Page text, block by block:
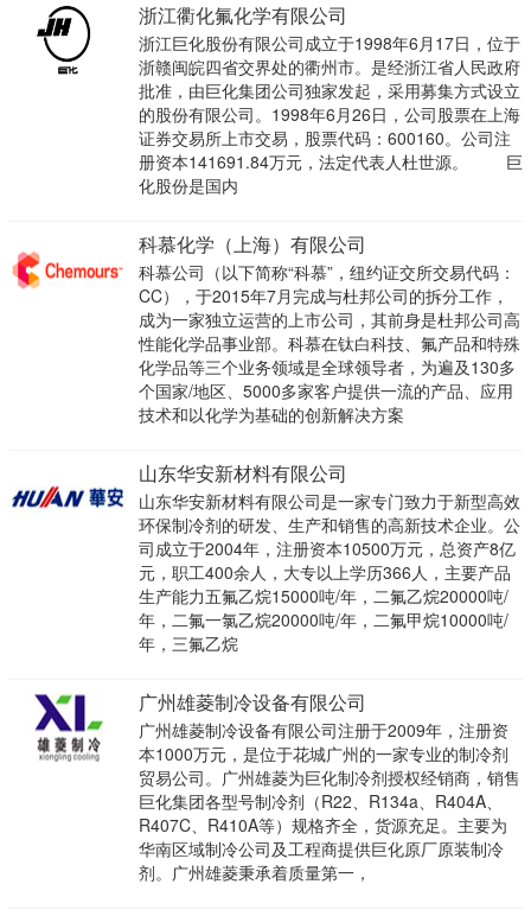
浙江衢化氟化学有限公司
浙江巨化股份有限公司成立于1998年6月17日，位于
浙赣闽皖四省交界处的衢州市。是经浙江省人民政府
批准，由巨化集团公司独家发起，采用募集方式设立
的股份有限公司。1998年6月26日，公司股票在上海
证券交易所上市交易，股票代码：600160。公司注
册资本141691.84万元，法定代表人杜世源。 巨
化股份是国内
科慕化学（上海）有限公司
科慕公司（以下简称“科慕”，纽约证交所交易代码：
CC），于2015年7月完成与杜邦公司的拆分工作，
成为一家独立运营的上市公司，其前身是杜邦公司高
性能化学品事业部。科慕在钛白科技、氟产品和特殊
化学品等三个业务领域是全球领导者，为遍及130多
个国家/地区、5000多家客户提供一流的产品、应用
技术和以化学为基础的创新解决方案
山东华安新材料有限公司
山东华安新材料有限公司是一家专门致力于新型高效
环保制冷剂的研发、生产和销售的高新技术企业。公
司成立于2004年，注册资本10500万元，总资产8亿
元，职工400余人，大专以上学历366人，主要产品
生产能力五氟乙烷15000吨/年，二氟乙烷20000吨/
年，二氟一氯乙烷20000吨/年，二氟甲烷10000吨/
年，三氟乙烷
广州雄菱制冷设备有限公司
广州雄菱制冷设备有限公司注册于2009年，注册资
本1000万元，是位于花城广州的一家专业的制冷剂
贸易公司。广州雄菱为巨化制冷剂授权经销商，销售
巨化集团各型号制冷剂（R22、R134a、R404A、
R407C、R410A等）规格齐全，货源充足。主要为
华南区域制冷公司及工程商提供巨化原厂原装制冷
剂。广州雄菱秉承着质量第一，